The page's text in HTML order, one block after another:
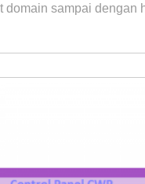
domain sampai dengan